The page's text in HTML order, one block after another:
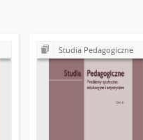
Studia Pedagogiczne